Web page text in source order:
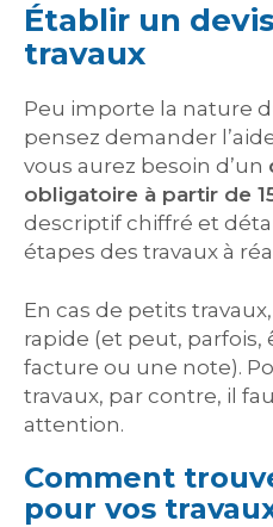
Établir un
travaux
Peu importe la nature
pensez demander
vous aurez besoin d’un
obligatoire à partir de
descriptif chiffré et
étapes des travaux à
En cas de petits
rapide (et peut,
facture ou une note).
travaux, par contre, il
attention.
Comment
pour vos